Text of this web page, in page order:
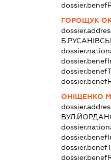
ГОРОЩУК
ОНІЩЕНКО